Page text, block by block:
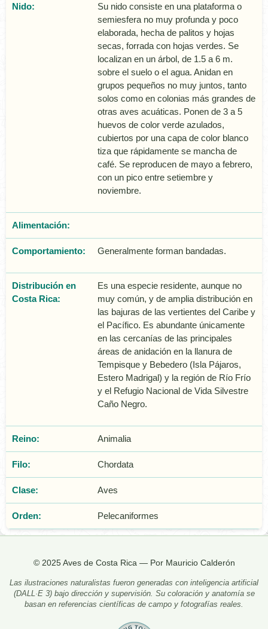
Nido:
Su nido consiste en una plataforma o
semiesfera no muy profunda y poco
elaborada, hecha de palitos y hojas
secas, forrada con hojas verdes. Se
localizan en un árbol, de 1.5 a 6 m.
sobre el suelo o el agua. Anidan en
grupos pequeños no muy juntos, tanto
solos como en colonias más grandes de
otras aves acuáticas. Ponen de 3 a 5
huevos de color verde azulados,
cubiertos por una capa de color blanco
tiza que rápidamente se mancha de
café. Se reproducen de mayo a febrero,
con un pico entre setiembre y
noviembre.
Alimentación:
Comportamiento: Generalmente forman bandadas.
Distribución en
Costa Rica:
Es una especie residente, aunque no
muy común, y de amplia distribución en
las bajuras de las vertientes del Caribe y
el Pacífico. Es abundante únicamente
en las cercanías de las principales
áreas de anidación en la llanura de
Tempisque y Bebedero (Isla Pájaros,
Estero Madrigal) y la región de Río Frío
y el Refugio Nacional de Vida Silvestre
Caño Negro.
Reino: Animalia
Filo: Chordata
Clase: Aves
Orden: Pelecaniformes
© 2025 Aves de Costa Rica — Por Mauricio Calderón
Las ilustraciones naturalistas fueron generadas con inteligencia artificial
(DALL·E 3) bajo dirección y supervisión. Su coloración y anatomía se
basan en referencias científicas de campo y fotografías reales.